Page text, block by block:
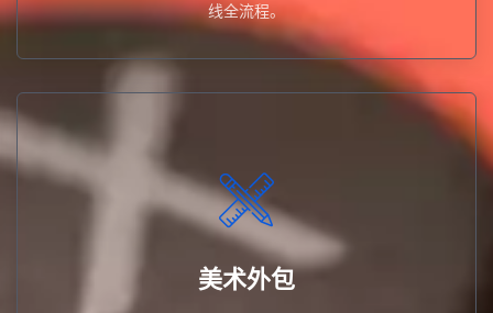
线全流程。
美术外包
角色 / 场景建模、原画设计、动画制作等全品类美术资源
服务。